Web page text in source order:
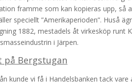
framme som kan kopieras upp, så
speciellt ”Amerikaperioden”. Huså
1882, mestadels åt virkesköp runt
i Järpen.
på Bergstugan
kunde vi få i Handelsbanken tack